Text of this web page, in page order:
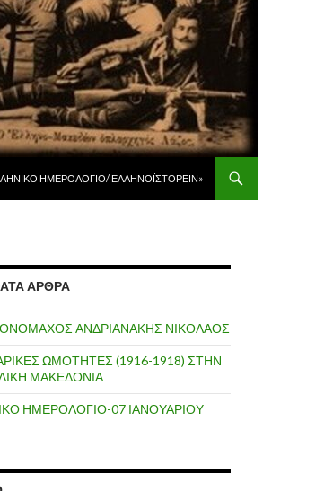
ἩΜΕΡΟΛΌΓΙΟ/ ἙΛΛΗΝΟΪΣΤΟΡΕΙ͂Ν»
ΆΡΘΡΑ
ΑΝΔΡΙΑΝΑΚΗΣ ΝΙΚΟΛΑΟΣ
ΩΜΟΤΗΤΕΣ (1916-1918) ΣΤΗΝ
ΜΑΚΕΔΟΝΙΑ
ΗΜΕΡΟΛΟΓΙΟ-07 ΙΑΝΟΥΑΡΙΟΥ